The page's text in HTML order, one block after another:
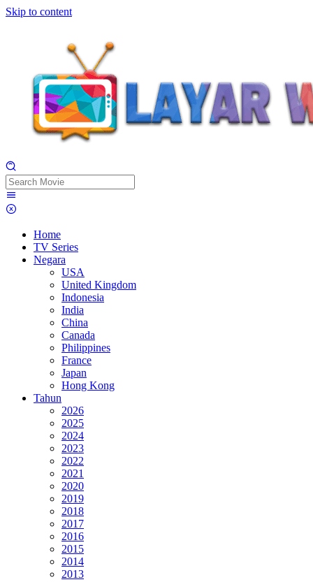
Skip to content
Home
TV Series
Negara
USA
United Kingdom
Indonesia
India
China
Canada
Philippines
France
Japan
Hong Kong
Tahun
2026
2025
2024
2023
2022
2021
2020
2019
2018
2017
2016
2015
2014
2013